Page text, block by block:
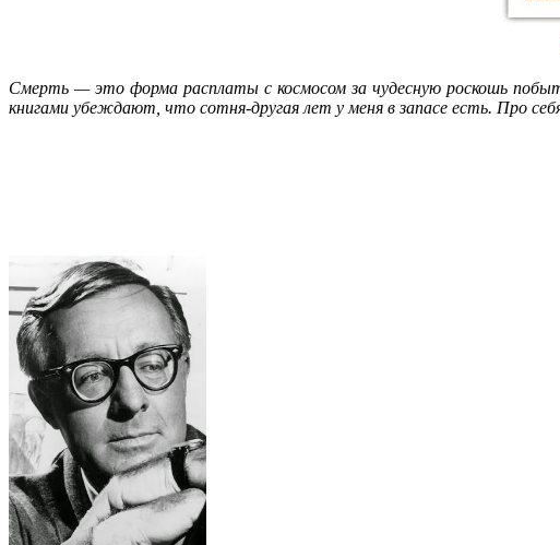
Смерть — это форма расплаты с космосом за чудесную роскошь
книгами убеждают, что сотня-другая лет у меня в запасе есть. Про